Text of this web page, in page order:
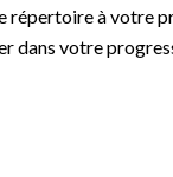
répertoire à votre
votre